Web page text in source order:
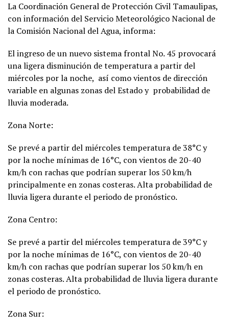
La Coordinación General de Protección Civil Tamaulipas,
con información del Servicio Meteorológico Nacional de
la Comisión Nacional del Agua, informa:
El ingreso de un nuevo sistema frontal No. 45 provocará
una ligera disminución de temperatura a partir del
miércoles por la noche, así como vientos de dirección
variable en algunas zonas del Estado y probabilidad de
lluvia moderada.
Zona Norte:
Se prevé a partir del miércoles temperatura de 38°C y
por la noche mínimas de 16°C, con vientos de 20-40
km/h con rachas que podrían superar los 50 km/h
principalmente en zonas costeras. Alta probabilidad de
lluvia ligera durante el periodo de pronóstico.
Zona Centro:
Se prevé a partir del miércoles temperatura de 39°C y
por la noche mínimas de 16°C, con vientos de 20-40
km/h con rachas que podrían superar los 50 km/h en
zonas costeras. Alta probabilidad de lluvia ligera durante
el periodo de pronóstico.
Zona Sur: